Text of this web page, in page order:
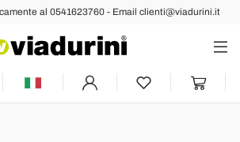
al 0541623760 - Email clienti@viadurini.it